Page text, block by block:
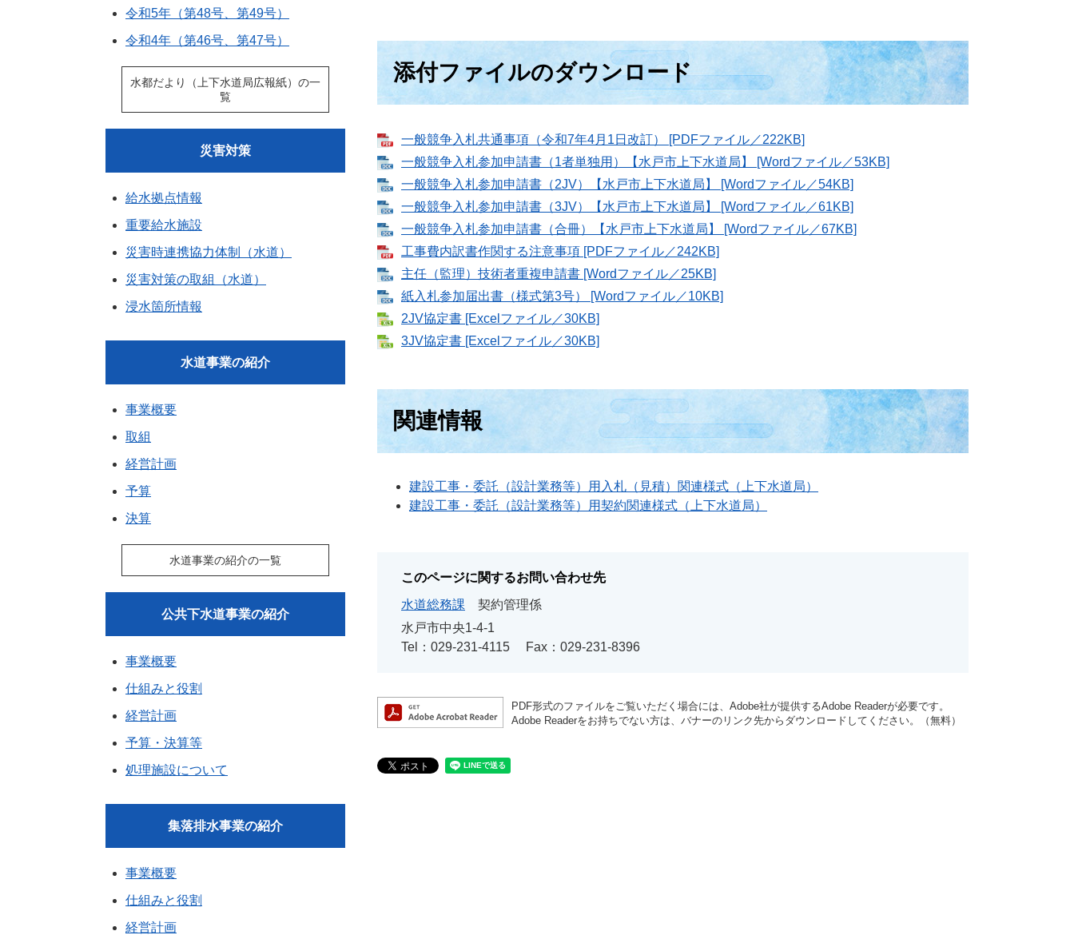
添付ファイルのダウンロード
一般競争入札共通事項（令和7年4月1日改訂） [PDFファイル／222KB]
一般競争入札参加申請書（1者単独用）【水戸市上下水道局】 [Wordファイル／53KB]
一般競争入札参加申請書（2JV）【水戸市上下水道局】 [Wordファイル／54KB]
一般競争入札参加申請書（3JV）【水戸市上下水道局】 [Wordファイル／61KB]
一般競争入札参加申請書（合冊）【水戸市上下水道局】 [Wordファイル／67KB]
工事費内訳書作関する注意事項 [PDFファイル／242KB]
主任（監理）技術者重複申請書 [Wordファイル／25KB]
紙入札参加届出書（様式第3号） [Wordファイル／10KB]
2JV協定書 [Excelファイル／30KB]
3JV協定書 [Excelファイル／30KB]
関連情報
建設工事・委託（設計業務等）用入札（見積）関連様式（上下水道局）
建設工事・委託（設計業務等）用契約関連様式（上下水道局）
このページに関するお問い合わせ先
水道総務課
契約管理係
水戸市中央1‐4‐1
Tel：029-231-4115
Fax：029-231-8396
PDF形式のファイルをご覧いただく場合には、Adobe社が提供するAdobe Readerが必要です。
Adobe Readerをお持ちでない方は、バナーのリンク先からダウンロードしてください。（無料）
令和5年（第48号、第49号）
令和4年（第46号、第47号）
水都だより（上下水道局広報紙）の一
覧
災害対策
給水拠点情報
重要給水施設
災害時連携協力体制（水道）
災害対策の取組（水道）
浸水箇所情報
水道事業の紹介
事業概要
取組
経営計画
予算
決算
水道事業の紹介の一覧
公共下水道事業の紹介
事業概要
仕組みと役割
経営計画
予算・決算等
処理施設について
集落排水事業の紹介
事業概要
仕組みと役割
経営計画